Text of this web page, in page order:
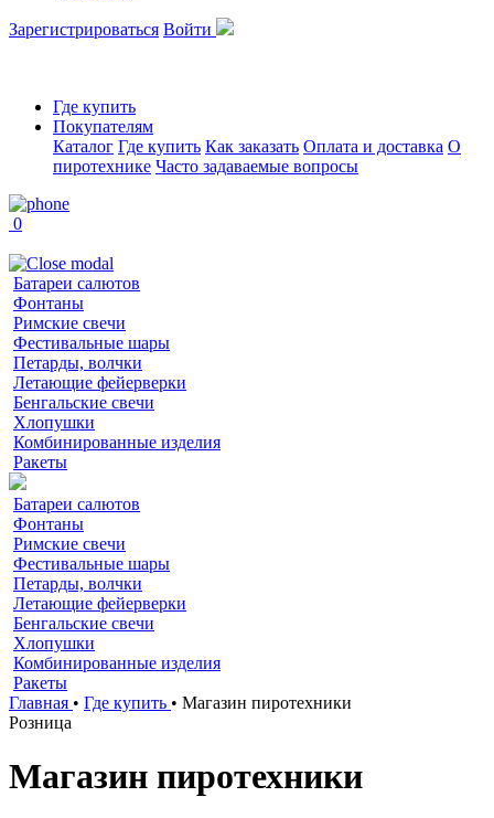
Зарегистрироваться Войти
Где купить
Покупателям
Каталог Где купить Как заказать Оплата и доставка О
пиротехнике Часто задаваемые вопросы
0
Батареи салютов
Фонтаны
Римские свечи
Фестивальные шары
Петарды, волчки
Летающие фейерверки
Бенгальские свечи
Хлопушки
Комбинированные изделия
Ракеты
Батареи салютов
Фонтаны
Римские свечи
Фестивальные шары
Петарды, волчки
Летающие фейерверки
Бенгальские свечи
Хлопушки
Комбинированные изделия
Ракеты
Главная • Где купить • Магазин пиротехники
Розница
Магазин пиротехники